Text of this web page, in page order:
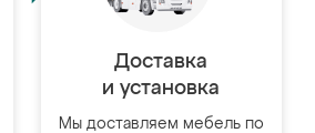
Доставка
и установка
Мы доставляем мебель по